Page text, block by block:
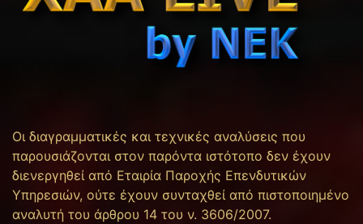
Οι διαγραμματικές και τεχνικές αναλύσεις που
παρουσιάζονται στον παρόντα ιστότοπο δεν έχουν
διενεργηθεί από Εταιρία Παροχής Επενδυτικών
Υπηρεσιών, ούτε έχουν συνταχθεί από πιστοποιημένο
αναλυτή του άρθρου 14 του ν. 3606/2007.